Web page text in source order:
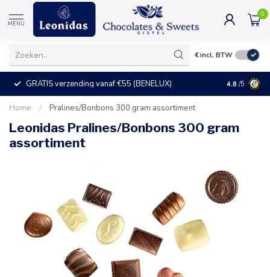
MENU
0
€incl. BTW
GRATIS verzending vanaf €55 (BENELUX) +25°C =
4.8 /5
Home / Pralines/Bonbons 300 gram assortiment
Leonidas Pralines/Bonbons 300 gram
assortiment